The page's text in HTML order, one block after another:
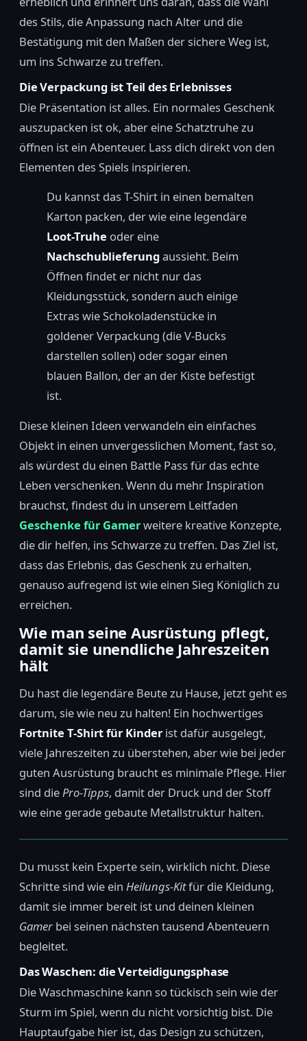
des Stils, die Anpassung nach Alter und die
Bestätigung mit den Maßen der sichere Weg ist,
um ins Schwarze zu treffen.
Die Verpackung ist Teil des Erlebnisses
Die Präsentation ist alles. Ein normales Geschenk
auszupacken ist ok, aber eine Schatztruhe zu
öffnen ist ein Abenteuer. Lass dich direkt von den
Elementen des Spiels inspirieren.
Du kannst das T-Shirt in einen bemalten
Karton packen, der wie eine legendäre
Loot-Truhe oder eine
Nachschublieferungaussieht. Beim
Öffnen findet er nicht nur das
Kleidungsstück, sondern auch einige
Extras wie Schokoladenstücke in
goldener Verpackung (die V-Bucks
darstellen sollen) oder sogar einen
blauen Ballon, der an der Kiste befestigt
ist.
Diese kleinen Ideen verwandeln ein einfaches
Objekt in einen unvergesslichen Moment, fast so,
als würdest du einen Battle Pass für das echte
Leben verschenken. Wenn du mehr Inspiration
brauchst, findest du in unserem Leitfaden
Geschenke für Gamerweitere kreative Konzepte,
die dir helfen, ins Schwarze zu treffen. Das Ziel ist,
dass das Erlebnis, das Geschenk zu erhalten,
genauso aufregend ist wie einen Sieg Königlich zu
erreichen.
Wie man seine Ausrüstung pflegt,
damit sie unendliche Jahreszeiten
hält
Du hast die legendäre Beute zu Hause, jetzt geht es
darum, sie wie neu zu halten! Ein hochwertiges
Fortnite T-Shirt für Kinder ist dafür ausgelegt,
viele Jahreszeiten zu überstehen, aber wie bei jeder
guten Ausrüstung braucht es minimale Pflege. Hier
sind die Pro-Tipps, damit der Druck und der Stoff
wie eine gerade gebaute Metallstruktur halten.
Du musst kein Experte sein, wirklich nicht. Diese
Schritte sind wie ein Heilungs-Kitfür die Kleidung,
damit sie immer bereit ist und deinen kleinen
Gamer bei seinen nächsten tausend Abenteuern
begleitet.
Das Waschen: die Verteidigungsphase
Die Waschmaschine kann so tückisch sein wie der
Sturm im Spiel, wenn du nicht vorsichtig bist. Die
Hauptaufgabe hier ist, das Design zu schützen,